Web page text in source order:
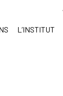
L’INSTITUT